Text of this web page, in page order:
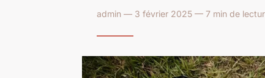
admin — 3 février 2025 — 7 min de